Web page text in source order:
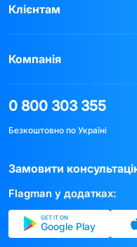
Клієнтам
Компанія
0 800 303 355
Безкоштовно по Україні
Замовити
Flagman у додатках:
GET IT ON
Google Play